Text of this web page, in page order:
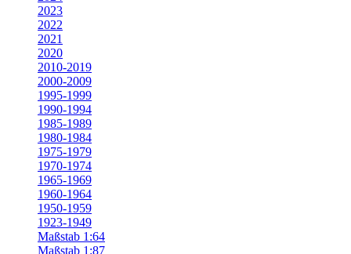
2023
2022
2021
2020
2010-2019
2000-2009
1995-1999
1990-1994
1985-1989
1980-1984
1975-1979
1970-1974
1965-1969
1960-1964
1950-1959
1923-1949
Maßstab 1:64
Maßstab 1:87